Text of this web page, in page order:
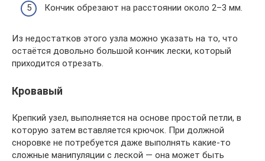
Кончик обрезают на расстоянии около 2–3 мм.
Из недостатков этого узла можно указать на то, что
остаётся довольно большой кончик лески, который
приходится отрезать.
Кровавый
Крепкий узел, выполняется на основе простой петли, в
которую затем вставляется крючок. При должной
сноровке не потребуется даже выполнять какие-то
сложные манипуляции с леской — она может быть